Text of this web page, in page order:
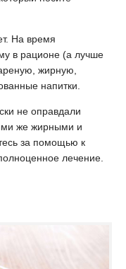
На время
в рационе (а лучше
жирную,
напитки.
не оправдали
же жирными и
за помощью к
лечение.